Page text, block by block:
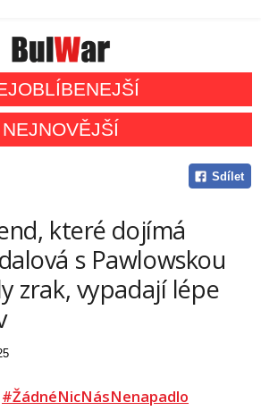
NEJNOVĚJŠÍ
Sdílet
které dojímá
s Pawlowskou
zrak, vypadají lépe
#ŽádnéNicNásNenapadlo